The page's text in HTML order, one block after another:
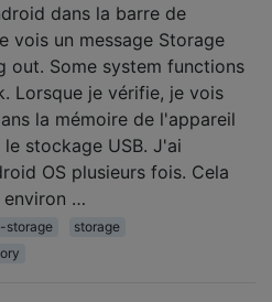
dans la barre de
vois un message Storage
out. Some system functions
Lorsque je vérifie, je vois
la mémoire de l'appareil
le stockage USB. J'ai
OS plusieurs fois. Cela
environ …
storage
storage